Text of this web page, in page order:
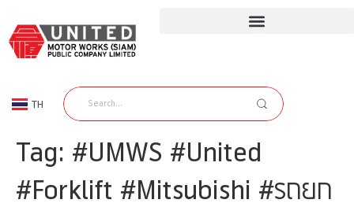
TH
EN
Tag: #UMWS #United
#Forklift #Mitsubishi #รถยก